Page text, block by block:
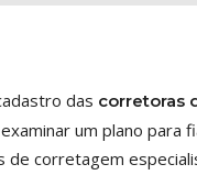
das corretoras
um plano para
corretagem